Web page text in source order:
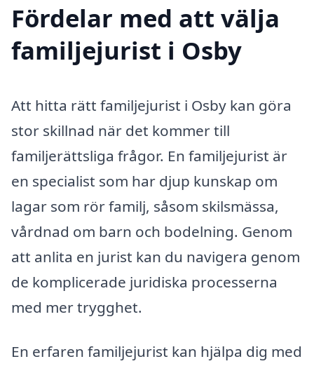
Fördelar med att välja
familjejurist i Osby
Att hitta rätt familjejurist i Osby kan göra
stor skillnad när det kommer till
familjerättsliga frågor. En familjejurist är
en specialist som har djup kunskap om
lagar som rör familj, såsom skilsmässa,
vårdnad om barn och bodelning. Genom
att anlita en jurist kan du navigera genom
de komplicerade juridiska processerna
med mer trygghet.
En erfaren familjejurist kan hjälpa dig med